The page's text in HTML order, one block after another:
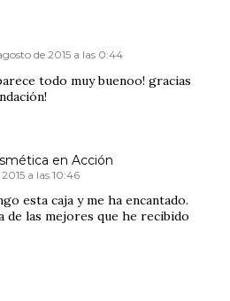
de 2015 a las 0:44
todo muy buenoo! gracias
en Acción
a las 10:46
esta caja y me ha encantado.
de las mejores que he recibido